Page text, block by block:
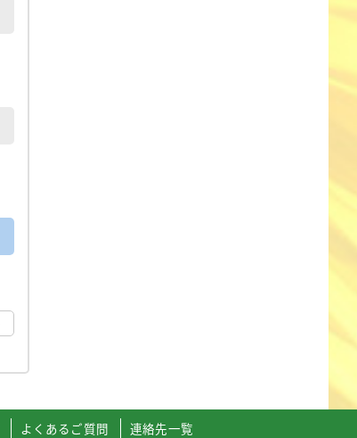
よくあるご質問 連絡先一覧